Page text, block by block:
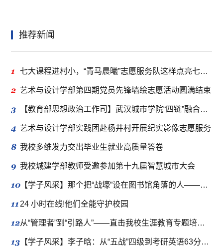
推荐新闻
1 七大课程进村小，“青马晨曦”志愿服务队这样点亮七彩假期
2 艺术与设计学部第四期党员先锋墙绘志愿活动圆满结束
3 【教育部思想政治工作司】武汉城市学院“四链”融合推动新时代立德树人工程走深走实
4 艺术与设计学部实践团赴杨井村开展纪实影像志愿服务
8 我校多维发力交出毕业生就业高质量答卷
9 我校城建学部教师受邀参加第十九届智慧城市大会
10【学子风采】那个把“战壕”设在图书馆角落的人——吴明豪的半年“冲刺”与四年“伏笔”
11 24 小时在线!他们全能守护校园
12从“管理者”到“引路人”——直击我校生涯教育专题培训现场
13 【学子风采】李子晗：从“五战”四级到考研英语63分的逆袭，成功上岸！